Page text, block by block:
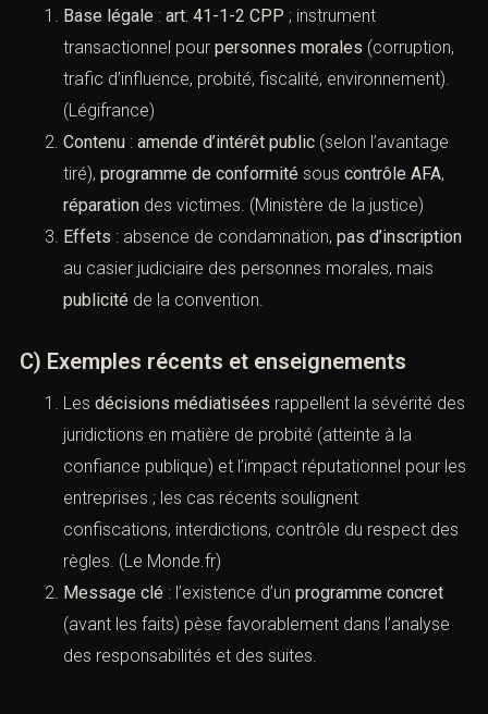
B) CJIP (Convention judiciaire d’intérêt
public)
Base légale
transactionnel pourpersonnes morales
(corruption, trafic d’influence, probité, fiscalité,
environnement). (Légifrance)
Contenu:amende d’intérêt public(selon l’avantage
tiré),programme de conformitésouscontrôle AFA
réparationdes victimes. (Ministère de la justice
d’inscriptionau casier judiciaire des personnes
morales, mais
publicité de la convention.
C) Exemples récents et enseignements
Lesdécisions médiatiséesrappellent la sévérité
des juridictions en matière de probité (atteinte à la
confiance publique) et l’impact réputationnel pour
les entreprises ; les cas récents soulignent
confiscations, interdictions, contrôle du respect
des règles. (Le Monde.fr)
spécialisé en droit pénal ? Laissez-nous vos coordonnées